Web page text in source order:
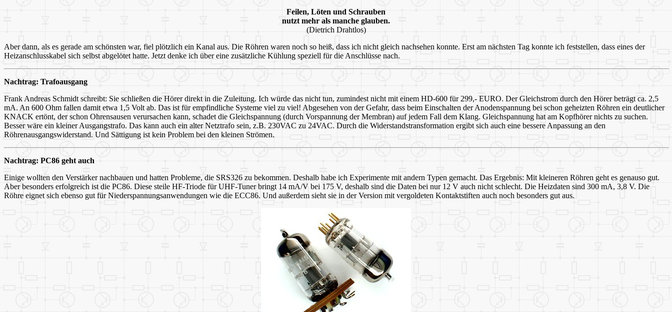
Feilen, Löten und Schrauben
nutzt mehr als manche glauben.
(Dietrich Drahtlos)
Aber dann, als es gerade am schönsten war, fiel plötzlich ein Kanal aus. Die Röhren waren noch so heiß, dass ich nicht gleich nachsehen konnte. Erst am nächsten Tag konnte ich feststellen, dass eines der
Heizanschlusskabel sich selbst abgelötet hatte. Jetzt denke ich über eine zusätzliche Kühlung speziell für die Anschlüsse nach.
Nachtrag: Trafoausgang
Frank Andreas Schmidt schreibt: Sie schließen die Hörer direkt in die Zuleitung. Ich würde das nicht tun, zumindest nicht mit einem HD-600 für 299,- EURO. Der Gleichstrom durch den Hörer beträgt ca. 2,5
mA. An 600 Ohm fallen damit etwa 1,5 Volt ab. Das ist für empfindliche Systeme viel zu viel! Abgesehen von der Gefahr, dass beim Einschalten der Anodenspannung bei schon geheizten Röhren ein deutlicher
KNACK ertönt, der schon Ohrensausen verursachen kann, schadet die Gleichspannung (durch Vorspannung der Membran) auf jedem Fall dem Klang. Gleichspannung hat am Kopfhörer nichts zu suchen.
Besser wäre ein kleiner Ausgangstrafo. Das kann auch ein alter Netztrafo sein, z.B. 230VAC zu 24VAC. Durch die Widerstandstransformation ergibt sich auch eine bessere Anpassung an den
Röhrenausgangswiderstand. Und Sättigung ist kein Problem bei den kleinen Strömen.
Nachtrag: PC86 geht auch
Einige wollten den Verstärker nachbauen und hatten Probleme, die SRS326 zu bekommen. Deshalb habe ich Experimente mit andern Typen gemacht. Das Ergebnis: Mit kleineren Röhren geht es genauso gut.
Aber besonders erfolgreich ist die PC86. Diese steile HF-Triode für UHF-Tuner bringt 14 mA/V bei 175 V, deshalb sind die Daten bei nur 12 V auch nicht schlecht. Die Heizdaten sind 300 mA, 3,8 V. Die
Röhre eignet sich ebenso gut für Niederspannungsanwendungen wie die ECC86. Und außerdem sieht sie in der Version mit vergoldeten Kontaktstiften auch noch besonders gut aus.